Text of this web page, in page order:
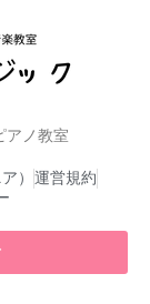
アノ教室
） 運営規約